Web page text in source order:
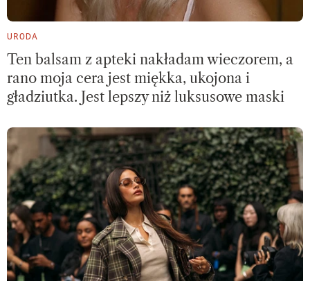
URODA
Ten balsam z apteki nakładam wieczorem, a
rano moja cera jest miękka, ukojona i
gładziutka. Jest lepszy niż luksusowe maski